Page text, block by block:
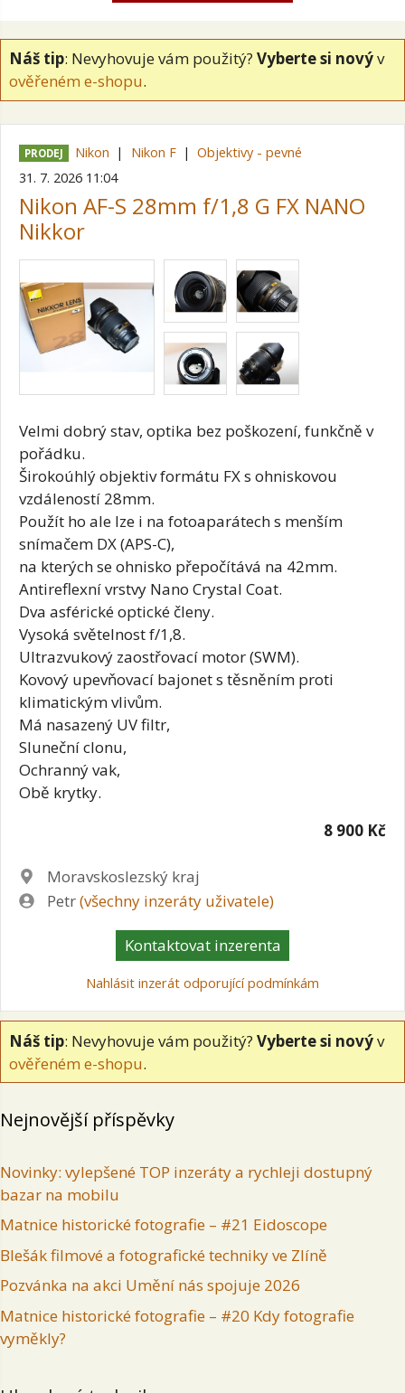
Náš tip: Nevyhovuje vám použitý? Vyberte si novýv
ověřeném e-shopu.
PRODEJ Nikon Nikon F
Objektivy - pevné
31. 7. 2026 11:04
Nikon AF-S 28mm f/1,8 G FX NANO
Nikkor
Velmi dobrý stav, optika bez poškození, funkčně v
pořádku.
Širokoúhlý objektiv formátu FX s ohniskovou
vzdáleností 28mm.
Použít ho ale lze i na fotoaparátech s menším
snímačem DX (APS-C),
na kterých se ohnisko přepočítává na 42mm.
Antireflexní vrstvy Nano Crystal Coat.
Dva asférické optické členy.
Vysoká světelnost f/1,8.
Ultrazvukový zaostřovací motor (SWM).
Kovový upevňovací bajonet s těsněním proti
klimatickým vlivům.
Má nasazený UV filtr,
Sluneční clonu,
Ochranný vak,
Obě krytky.
8 900 Kč
Lokalita
Moravskoslezský kraj
Zadavatel
Petr(všechny inzeráty uživatele)
Kontaktovat inzerenta
Nahlásit inzerát odporující podmínkám
Náš tip: Nevyhovuje vám použitý? Vyberte si novýv
ověřeném e-shopu.
Nejnovější příspěvky
Novinky: vylepšené TOP inzeráty a rychleji dostupný
bazar na mobilu
Matnice historické fotografie – #21 Eidoscope
Blešák filmové a fotografické techniky ve Zlíně
Pozvánka na akci Umění nás spojuje 2026
Matnice historické fotografie – #20 Kdy fotografie
vyměkly?